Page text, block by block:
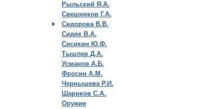
Рыльский Я.А.
Свешников Г.А.
Сидорова В.В.
Сидяк В.А.
Сисикин Ю.Ф.
Тышлер Д.А.
Усманов А.Б.
Фросин А.М.
Чернышева Р.И.
Шариков С.А.
Оружие